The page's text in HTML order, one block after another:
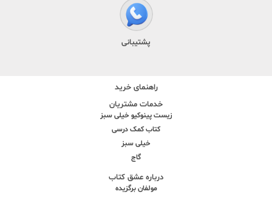
پشتیبانی
راهنمای خرید
خدمات مشتریان
زیست پینوکیو خیلی سبز
کتاب کمک درسی
خیلی سبز
گاج
درباره عشق کتاب
مولفان برگزیده